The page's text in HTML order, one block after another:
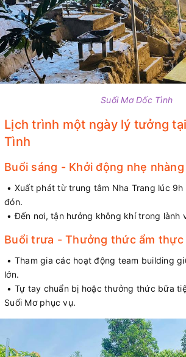
Suối Mơ Dốc Tình
Lịch trình một ngày lý tưởng
Tình
Buổi sáng - Khởi động nhẹ
• Xuất phát từ trung tâm Nha Trang lúc
đón.
• Đến nơi, tận hưởng không khí trong lành
Buổi trưa - Thưởng thức ẩm thực
• Tham gia các hoạt động team building
lớn.
• Tự tay chuẩn bị hoặc thưởng thức bữa
Suối Mơ phục vụ.